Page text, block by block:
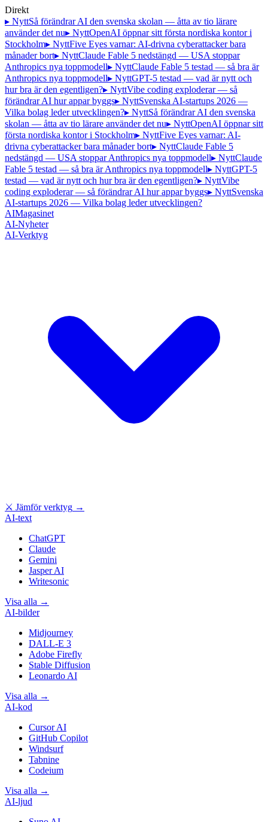
Direkt
▸ NyttSå förändrar AI den svenska skolan — åtta av tio lärare
använder det nu▸ NyttOpenAI öppnar sitt första nordiska kontor i
Stockholm▸ NyttFive Eyes varnar: AI-drivna cyberattacker bara
månader bort▸ NyttClaude Fable 5 nedstängd — USA stoppar
Anthropics nya toppmodell▸ NyttClaude Fable 5 testad — så bra är
Anthropics nya toppmodell▸ NyttGPT-5 testad — vad är nytt och
hur bra är den egentligen?▸ NyttVibe coding exploderar — så
förändrar AI hur appar byggs▸ NyttSvenska AI-startups 2026 —
Vilka bolag leder utvecklingen?▸ NyttSå förändrar AI den svenska
skolan — åtta av tio lärare använder det nu▸ NyttOpenAI öppnar sitt
första nordiska kontor i Stockholm▸ NyttFive Eyes varnar: AI-
drivna cyberattacker bara månader bort▸ NyttClaude Fable 5
nedstängd — USA stoppar Anthropics nya toppmodell▸ NyttClaude
Fable 5 testad — så bra är Anthropics nya toppmodell▸ NyttGPT-5
testad — vad är nytt och hur bra är den egentligen?▸ NyttVibe
coding exploderar — så förändrar AI hur appar byggs▸ NyttSvenska
AI-startups 2026 — Vilka bolag leder utvecklingen?
AIMagasinet
AI-Nyheter
AI-Verktyg
⚔ Jämför verktyg →
AI-text
ChatGPT
Claude
Gemini
Jasper AI
Writesonic
Visa alla →
AI-bilder
Midjourney
DALL-E 3
Adobe Firefly
Stable Diffusion
Leonardo AI
Visa alla →
AI-kod
Cursor AI
GitHub Copilot
Windsurf
Tabnine
Codeium
Visa alla →
AI-ljud